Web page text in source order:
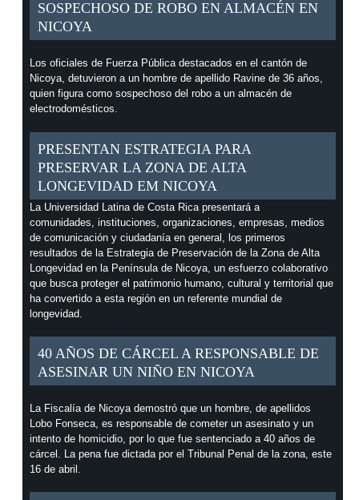
SOSPECHOSO DE ROBO EN ALMACÉN EN
NICOYA
Los oficiales de Fuerza Pública destacados en el cantón de
Nicoya, detuvieron a un hombre de apellido Ravine de 36 años,
quien figura como sospechoso del robo a un almacén de
electrodomésticos.
PRESENTAN ESTRATEGIA PARA
PRESERVAR LA ZONA DE ALTA
LONGEVIDAD EM NICOYA
La Universidad Latina de Costa Rica presentará a
comunidades, instituciones, organizaciones, empresas, medios
de comunicación y ciudadanía en general, los primeros
resultados de la Estrategia de Preservación de la Zona de Alta
Longevidad en la Península de Nicoya, un esfuerzo colaborativo
que busca proteger el patrimonio humano, cultural y territorial que
ha convertido a esta región en un referente mundial de
longevidad.
40 AÑOS DE CÁRCEL A RESPONSABLE DE
ASESINAR UN NIÑO EN NICOYA
La Fiscalía de Nicoya demostró que un hombre, de apellidos
Lobo Fonseca, es responsable de cometer un asesinato y un
intento de homicidio, por lo que fue sentenciado a 40 años de
cárcel. La pena fue dictada por el Tribunal Penal de la zona, este
16 de abril.